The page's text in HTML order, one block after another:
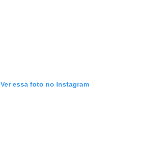
Ver essa foto no Instagram